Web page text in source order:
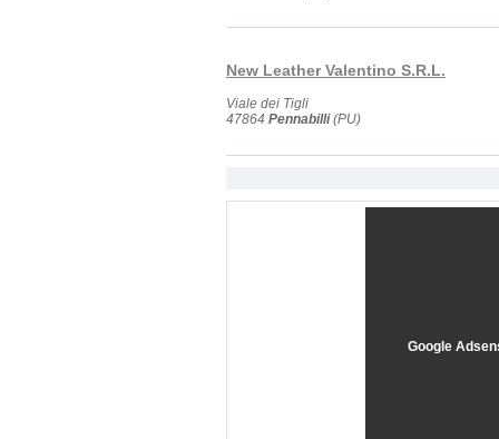
New Leather Valentino S.R.L.
Viale dei Tigli
47864 Pennabilli(PU)
Google